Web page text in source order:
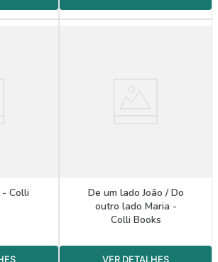
- Colli
De um lado João / Do
outro lado Maria -
Colli Books